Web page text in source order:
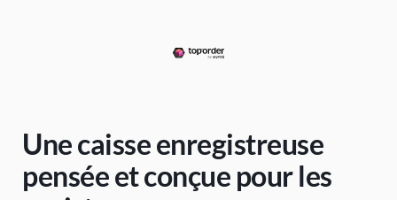
Une caisse enregistreuse
pensée et conçue pour les